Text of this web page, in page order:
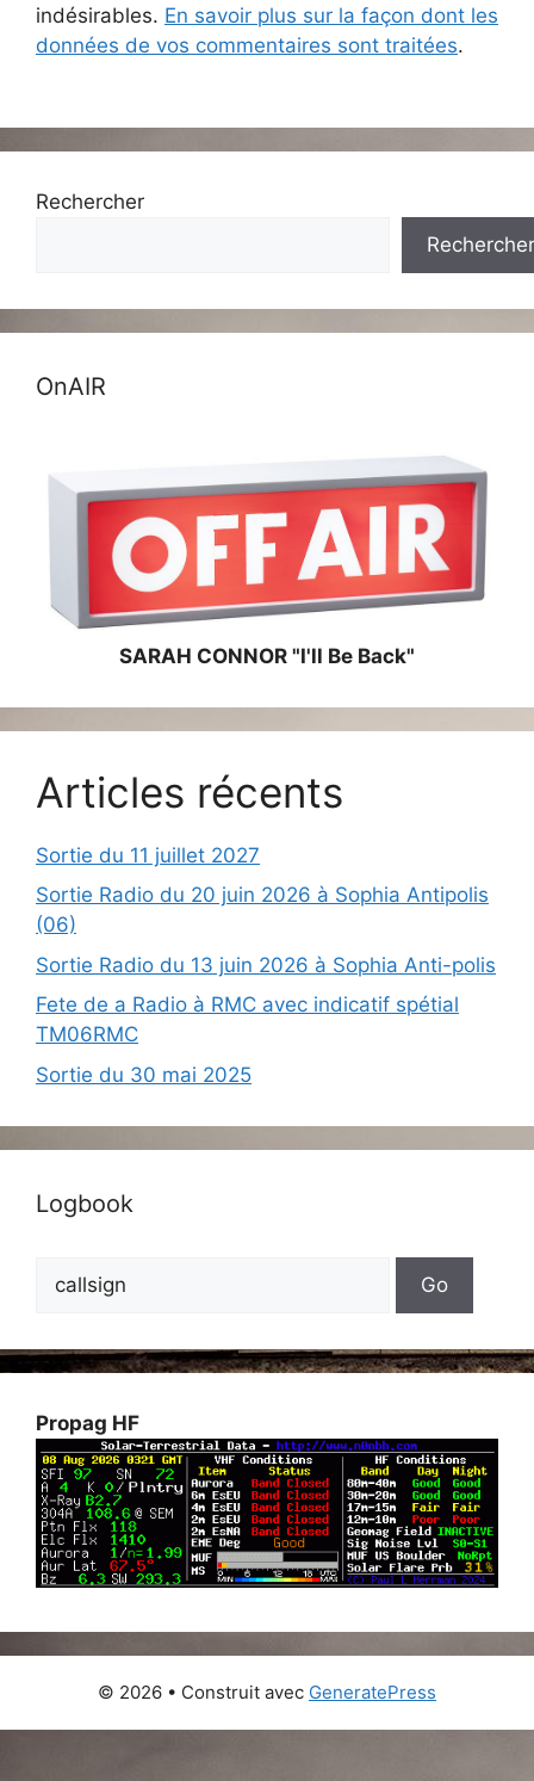
indésirables. En savoir plus sur la façon dont les
données de vos commentaires sont traitées.
Rechercher
Rechercher
OnAIR
SARAH CONNOR "I'll Be Back"
Articles récents
Sortie du 11 juillet 2027
Sortie Radio du 20 juin 2026 à Sophia Antipolis
(06)
Sortie Radio du 13 juin 2026 à Sophia Anti-polis
Fete de a Radio à RMC avec indicatif spétial
TM06RMC
Sortie du 30 mai 2025
Logbook
Propag HF
© 2026 • Construit avec GeneratePress